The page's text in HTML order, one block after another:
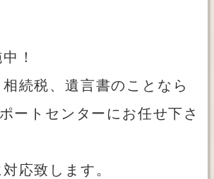
！
続税、遺言書のことなら
ートセンターにお任せ下さ
応致します。